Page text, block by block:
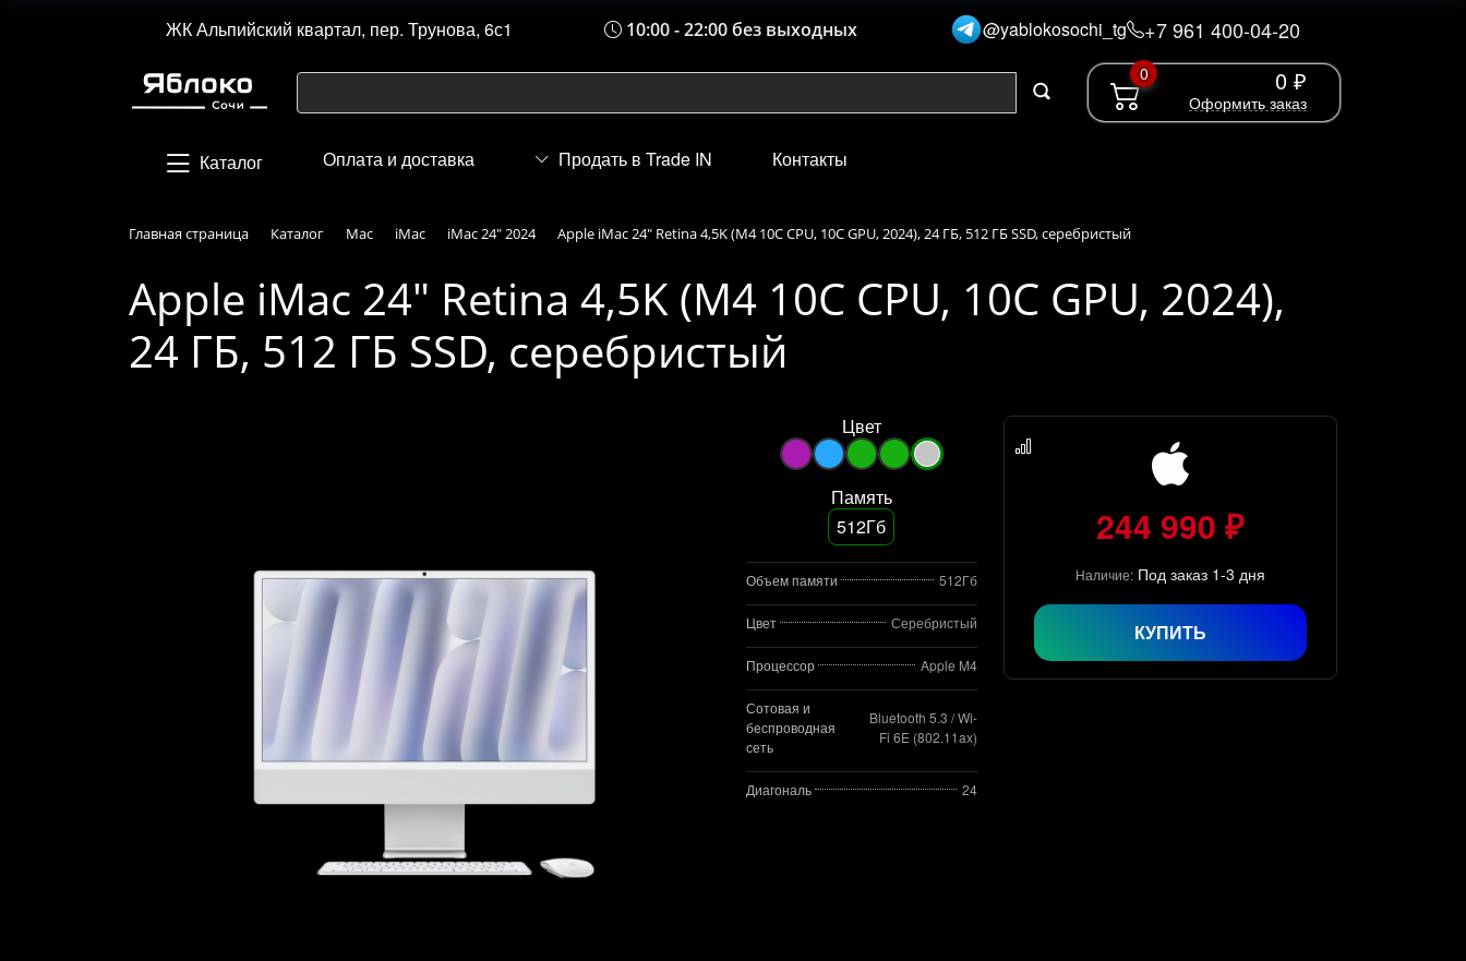
ЖК Альпийский квартал, пер. Трунова, 6с1 10:00 - 22:00 без выходных @yablokosochi_tg +7 961 400-04-20
0 0 ₽
Оформить заказ
Каталог Оплата и доставка Продать в Trade IN Контакты
Главная страница Каталог Mac iMac iMac 24" 2024 Apple iMac 24" Retina 4,5K (M4 10C CPU, 10C GPU, 2024), 24 ГБ, 512 ГБ SSD, серебристый
Apple iMac 24" Retina 4,5K (M4 10C CPU, 10C GPU, 2024),
24 ГБ, 512 ГБ SSD, серебристый
Цвет
Память
512Гб
Объем памяти 512Гб
Цвет Серебристый
Процессор Apple M4
Сотовая и
беспроводная
сеть
Bluetooth 5.3 / Wi-
Fi 6E (802.11ax)
Диагональ 24
244 990 ₽
Наличие: Под заказ 1-3 дня
КУПИТЬ